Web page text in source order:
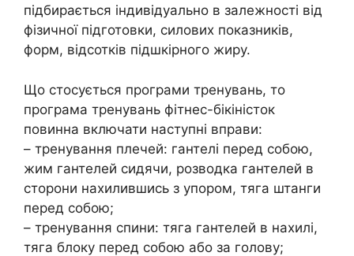
підбирається індивідуально в залежності від
фізичної підготовки, силових показників,
форм, відсотків підшкірного жиру.
Що стосується програми тренувань, то
програма тренувань фітнес-бікіністок
повинна включати наступні вправи:
– тренування плечей: гантелі перед собою,
жим гантелей сидячи, розводка гантелей в
сторони нахилившись з упором, тяга штанги
перед собою;
– тренування спини: тяга гантелей в нахилі,
тяга блоку перед собою або за голову;